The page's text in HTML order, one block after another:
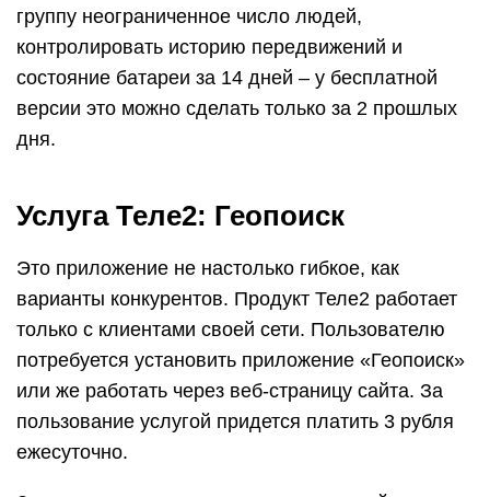
группу неограниченное число людей,
контролировать историю передвижений и
состояние батареи за 14 дней – у бесплатной
версии это можно сделать только за 2 прошлых
дня.
Услуга Теле2: Геопоиск
Это приложение не настолько гибкое, как
варианты конкурентов. Продукт Теле2 работает
только с клиентами своей сети. Пользователю
потребуется установить приложение «Геопоиск»
или же работать через веб-страницу сайта. За
пользование услугой придется платить 3 рубля
ежесуточно.